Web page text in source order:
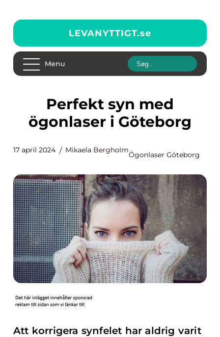
LEVANYTTIGT.se
Menu
Perfekt syn med
ögonlaser i Göteborg
17 april 2024 Mikaela Bergholm
Ögonlaser Göteborg
Att korrigera synfelet har aldrig varit